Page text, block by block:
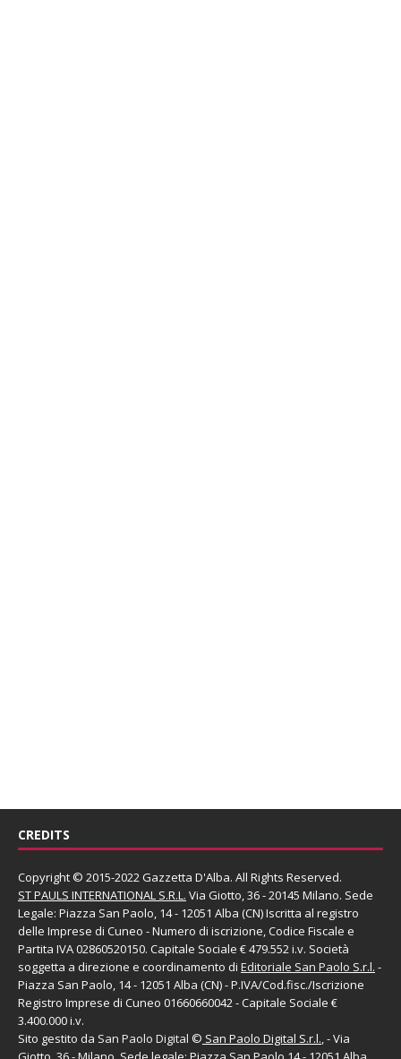
CREDITS
Copyright © 2015-2022 Gazzetta D'Alba. All Rights Reserved.
ST PAULS INTERNATIONAL S.R.L. Via Giotto, 36 - 20145 Milano. Sede
Legale: Piazza San Paolo, 14 - 12051 Alba (CN) Iscritta al registro
delle Imprese di Cuneo - Numero di iscrizione, Codice Fiscale e
Partita IVA 02860520150. Capitale Sociale € 479.552 i.v. Società
soggetta a direzione e coordinamento di Editoriale San Paolo S.r.l. -
Piazza San Paolo, 14 - 12051 Alba (CN) - P.IVA/Cod.fisc./Iscrizione
Registro Imprese di Cuneo 01660660042 - Capitale Sociale €
3.400.000 i.v.
Sito gestito da San Paolo Digital © San Paolo Digital S.r.l., - Via